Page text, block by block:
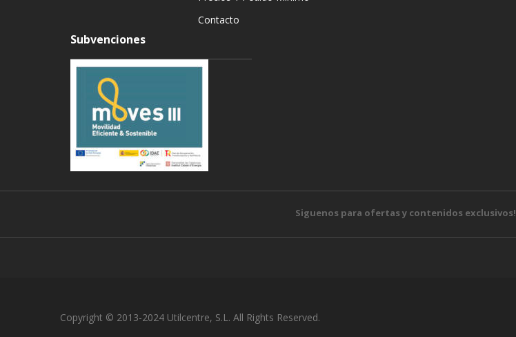
Contacto
Subvenciones
Siguenos para ofertas y contenidos exclusivos!
Copyright © 2013-2024 Utilcentre, S.L. All Rights Reserved.